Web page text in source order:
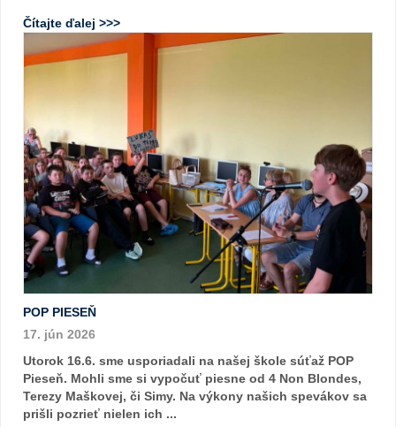
Čítajte ďalej >>>
POP PIESEŇ
17. jún 2026
Utorok 16.6. sme usporiadali na našej škole súťaž POP
Pieseň. Mohli sme si vypočuť piesne od 4 Non Blondes,
Terezy Maškovej, či Simy. Na výkony našich spevákov sa
prišli pozrieť nielen ich ...